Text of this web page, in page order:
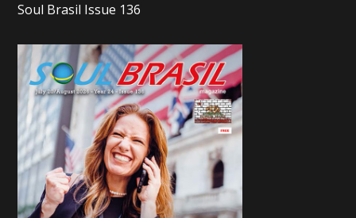
Soul Brasil Issue 136